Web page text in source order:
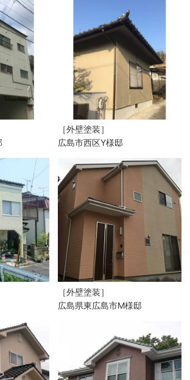
［外壁塗装］
広島市西区Y様邸
［外壁塗装］
広島県東広島市M様邸